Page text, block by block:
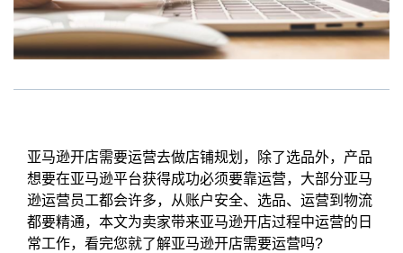
亚马逊开店需要运营去做店铺规划，除了选品外，产品
想要在亚马逊平台获得成功必须要靠运营，大部分亚马
逊运营员工都会许多，从账户安全、选品、运营到物流
都要精通，本文为卖家带来亚马逊开店过程中运营的日
常工作，看完您就了解亚马逊开店需要运营吗?